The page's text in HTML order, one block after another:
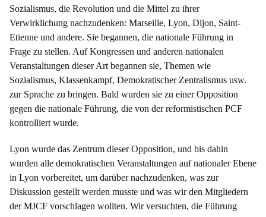
Sozialismus, die Revolution und die Mittel zu ihrer
Verwirklichung nachzudenken: Marseille, Lyon, Dijon, Saint-
Etienne und andere. Sie begannen, die nationale Führung in
Frage zu stellen. Auf Kongressen und anderen nationalen
Veranstaltungen dieser Art begannen sie, Themen wie
Sozialismus, Klassenkampf, Demokratischer Zentralismus usw.
zur Sprache zu bringen. Bald wurden sie zu einer Opposition
gegen die nationale Führung, die von der reformistischen PCF
kontrolliert wurde.
Lyon wurde das Zentrum dieser Opposition, und bis dahin
wurden alle demokratischen Veranstaltungen auf nationaler Ebene
in Lyon vorbereitet, um darüber nachzudenken, was zur
Diskussion gestellt werden musste und was wir den Mitgliedern
der MJCF vorschlagen wollten. Wir versuchten, die Führung